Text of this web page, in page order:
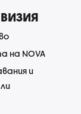
на NOVA
и